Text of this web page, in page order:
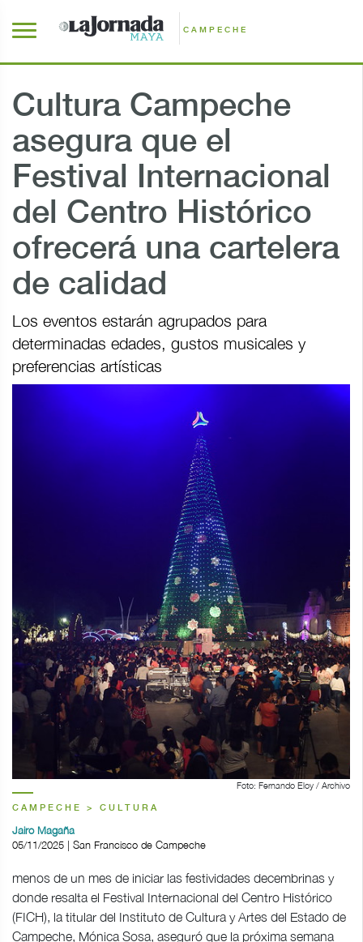
CAMPECHE
Cultura Campeche
asegura que el
Festival Internacional
del Centro Histórico
ofrecerá una cartelera
de calidad
Los eventos estarán agrupados para
determinadas edades, gustos musicales y
preferencias artísticas
Foto: Fernando Eloy / Archivo
CAMPECHE > CULTURA
Jairo Magaña
05/11/2025 | San Francisco de Campeche
menos de un mes de iniciar las festividades decembrinas y
donde resalta el Festival Internacional del Centro Histórico
(FICH), la titular del Instituto de Cultura y Artes del Estado de
Campeche, Mónica Sosa, aseguró que la próxima semana